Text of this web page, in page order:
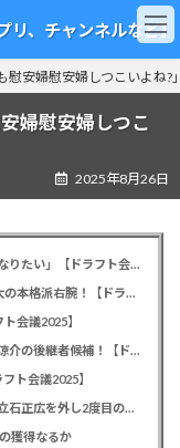
、チャンネルなど】
慰安婦慰安婦しつこいよね?
婦慰安婦しつこ
2025年8月26日
カープドラ6西川篤夢！「日本を代表する遊撃手になりたい」【ドラフト会議2025】
カープドラ5赤木晴哉！191cm最速153キロ！佛教大の本格派右腕！【ドラフト会議2025】
会議2025】
カープドラ3勝田成！近畿大163cmセカンド！菊池涼介の後継者候補！【ドラフト会議2025】
ト会議2025】
カープドラ1平川蓮！187cmのスイッチヒッター！立石正広を外し2度目の重複も新井監督がクジを引き当てる！【ドラフト会議2025】
獲得なるか